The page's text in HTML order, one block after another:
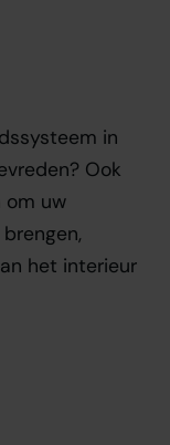
in
Ook
om uw
het interieur